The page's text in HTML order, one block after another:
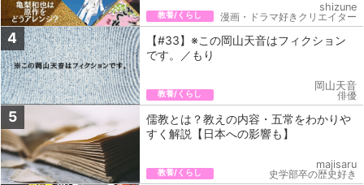
教養/くらし
shizune
漫画・ドラマ好きクリエイター
4
【#33】※この岡山天音はフィクション
です。／もり
教養/くらし
岡山天音
俳優
5
儒教とは？教えの内容・五常をわかりや
すく解説【日本への影響も】
教養/くらし
majisaru
史学部卒の歴史好き